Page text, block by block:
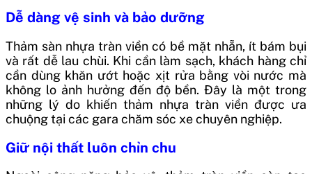
Dễ dàng vệ sinh và bảo dưỡng
Thảm sàn nhựa tràn viền có bề mặt nhẵn, ít bám bụi
và rất dễ lau chùi. Khi cần làm sạch, khách hàng chỉ
cần dùng khăn ướt hoặc xịt rửa bằng vòi nước mà
không lo ảnh hưởng đến độ bền. Đây là một trong
những lý do khiến thảm nhựa tràn viền được ưa
chuộng tại các gara chăm sóc xe chuyên nghiệp.
Giữ nội thất luôn chỉn chu